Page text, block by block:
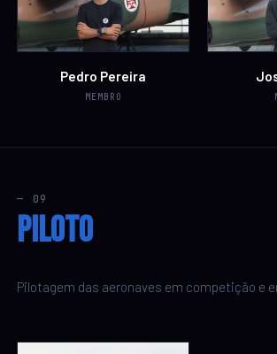
Pedro Pereira
MEMBRO
— 09
Piloto
Pilotagem das aeronaves em competição e